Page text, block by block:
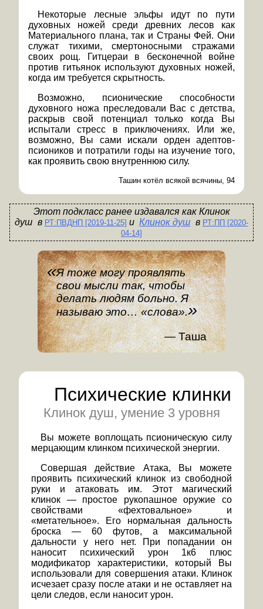
Некоторые лесные эльфы идут по пути
духовных ножей среди древних лесов как
Материального плана, так и Страны Фей. Они
служат тихими, смертоносными стражами
своих рощ. Гитцераи в бесконечной войне
против гитьянок используют духовных ножей,
когда им требуется скрытность.
Возможно, псионические способности
духовного ножа преследовали Вас с детства,
раскрыв свой потенциал только когда Вы
испытали стресс в приключениях. Или же,
возможно, Вы сами искали орден адептов-
псиоников и потратили годы на изучение того,
как проявить свою внутреннюю силу.
Ташин котёл всякой всячины, 94
Этот подкласс ранее издавалсякак Клинок
душ в РТ:ПВДНП [2019-11-25] Клинок душ в РТ:ПП [2020-
04-14]
Я тоже могу проявлять
свои мысли так, чтобы
делать людям больно. Я
называю это… «слова».
Таша
Психические клинки
Клинок душ, умение 3 уровня
Вы можете воплощать псионическую силу
мерцающим клинком психической энергии.
Совершая действие Атака, Вы можете
проявить психический клинок из свободной
руки и атаковать им. Этот магический
клинок — простое рукопашное оружие со
свойствами «фехтовальное» и
«метательное». Его нормальная дальность
броска — 60 футов, а максимальной
дальности у него нет. При попадании он
наносит психический урон 1к6 плюс
модификатор характеристики, который Вы
использовали для совершения атаки. Клинок
исчезает сразу после атаки и не оставляет на
цели следов, если наносит урон.